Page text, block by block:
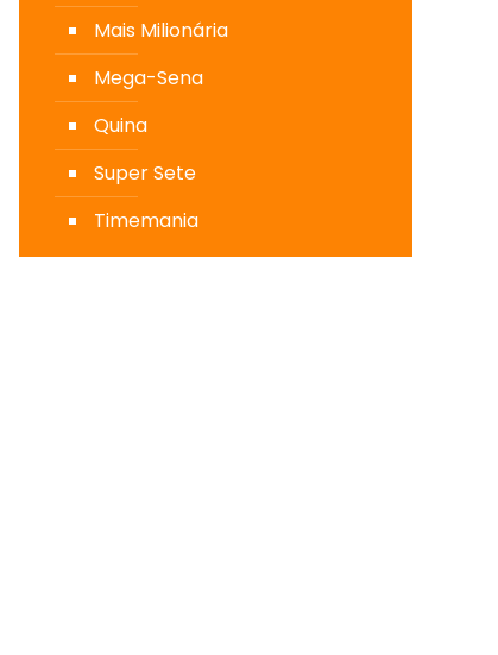
Mais Milionária
Mega-Sena
Quina
Super Sete
Timemania